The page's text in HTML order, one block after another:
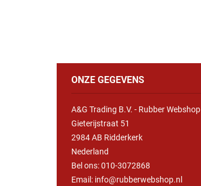
ONZE GEGEVENS
A&G Trading B.V. - Rubber Webshop
Gieterijstraat 51
2984 AB Ridderkerk
Nederland
Bel ons:010-3072868
Email: info@rubberwebshop.nl